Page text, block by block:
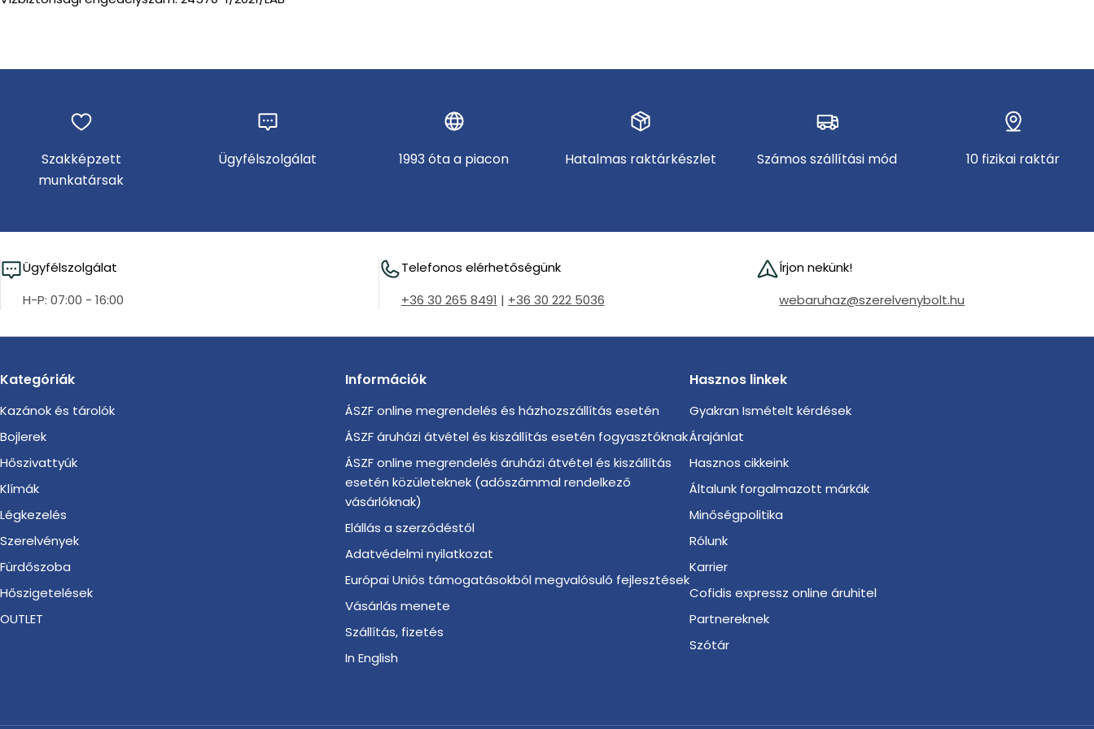
Szakképzett
munkatársak
Ügyfélszolgálat 1993 óta a piacon Hatalmas raktárkészlet Számos szállítási mód 10 fizikai raktár
Ügyfélszolgálat
H-P: 07:00 - 16:00
Telefonos elérhetőségünk
+36 30 265 8491 | +36 30 222 5036
Írjon nekünk!
webaruhaz@szerelvenybolt.hu
Kategóriák
Kazánok és tárolók
Bojlerek
Hőszivattyúk
Klímák
Légkezelés
Szerelvények
Fürdőszoba
Hőszigetelések
OUTLET
Információk
ÁSZF online megrendelés és házhozszállítás esetén
ÁSZF áruházi átvétel és kiszállítás esetén fogyasztóknak
ÁSZF online megrendelés áruházi átvétel és kiszállítás
esetén közületeknek (adószámmal rendelkező
vásárlóknak)
Elállás a szerződéstől
Adatvédelmi nyilatkozat
Európai Uniós támogatásokból megvalósuló fejlesztések
Vásárlás menete
Szállítás, fizetés
In English
Hasznos linkek
Gyakran Ismételt kérdések
Árajánlat
Hasznos cikkeink
Általunk forgalmazott márkák
Minőségpolitika
Rólunk
Karrier
Cofidis expressz online áruhitel
Partnereknek
Szótár